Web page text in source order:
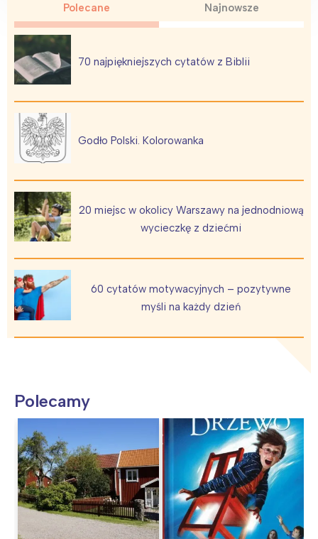
Polecane Najnowsze
70 najpiękniejszych cytatów z Biblii
Godło Polski. Kolorowanka
20 miejsc w okolicy Warszawy na jednodniową
wycieczkę z dziećmi
60 cytatów motywacyjnych – pozytywne
myśli na każdy dzień
Polecamy